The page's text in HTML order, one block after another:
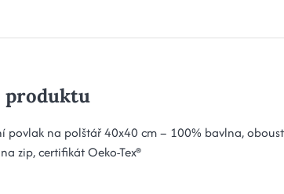
produktu
povlak na polštář 40x40 cm – 100% bavlna,
zip, certifikát Oeko-Tex®